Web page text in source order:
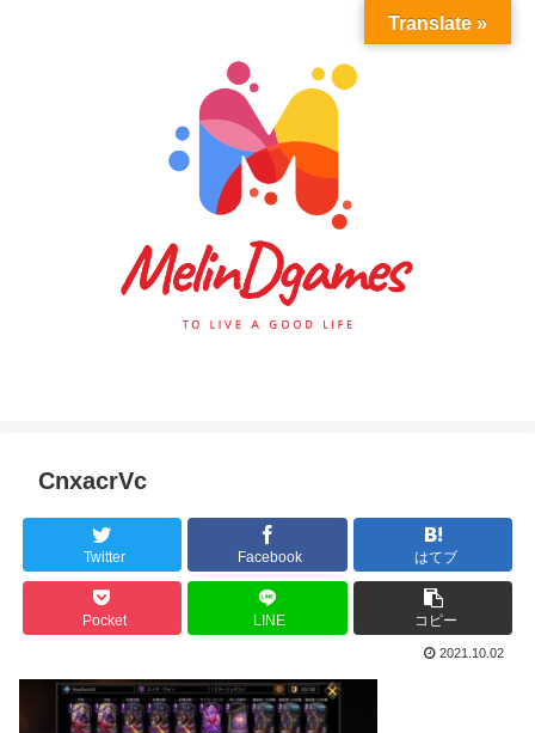
CnxacrVc
Twitter Facebook はてブ
Pocket LINE コピー
2021.10.02
Translate »